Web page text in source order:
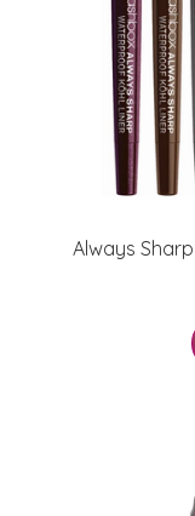
Always